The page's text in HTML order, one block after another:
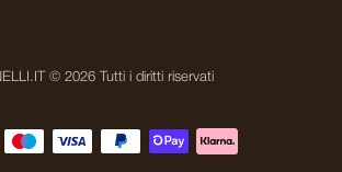
© 2026 Tutti i diritti riservati